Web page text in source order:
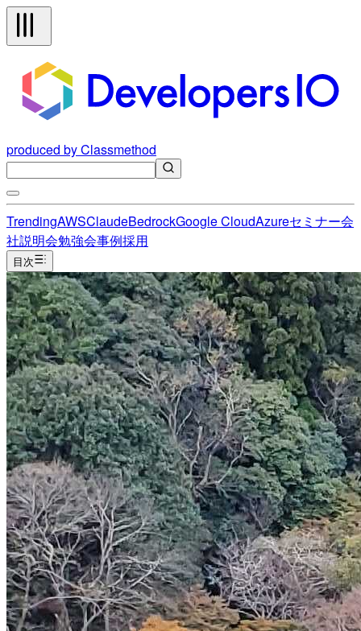
produced by Classmethod
TrendingAWSClaudeBedrockGoogle CloudAzureセミナー会
社説明会勉強会事例採用
目次